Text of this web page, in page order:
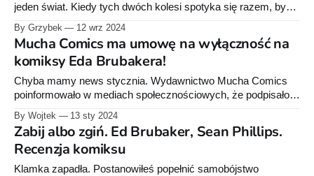
rodzinne: jego wuj jest
jeden świat. Kiedy tych dwóch kolesi spotyka się razem, by
stworzyć komiks, można być pewnym, że otrzymamy co
najmniej dobrą opowieść. Każdy fan klimatu Noir, kiedy tylko
dowie się, że na rynek wchodzi nowy tytuł tych autorów,
śmiało ustawia się w
By Grzybek 12 wrz 2024
Mucha Comics ma umowę na wyłączność na
komiksy Eda Brubakera!
Chyba mamy news stycznia. Wydawnictwo Mucha Comics
poinformowało w mediach społecznościowych, że podpisało
wieloletnią umowę z Edem Brubakerem. Umowa obejmuje
wyłączne prawo do publikacji obecnych i przyszłych dzieł
Brubakera, do których autor ma pełne prawa. Oznacza to, że
nie zostaną uwzglednione tytuły, których Ed Brubaker jest
tylko współwłaścicielem jak np.
By Wojtek 13 sty 2024
Zabij albo zgiń. Ed Brubaker, Sean Phillips.
Recenzja komiksu
Klamka zapadła. Postanowiłeś popełnić samobójstwo